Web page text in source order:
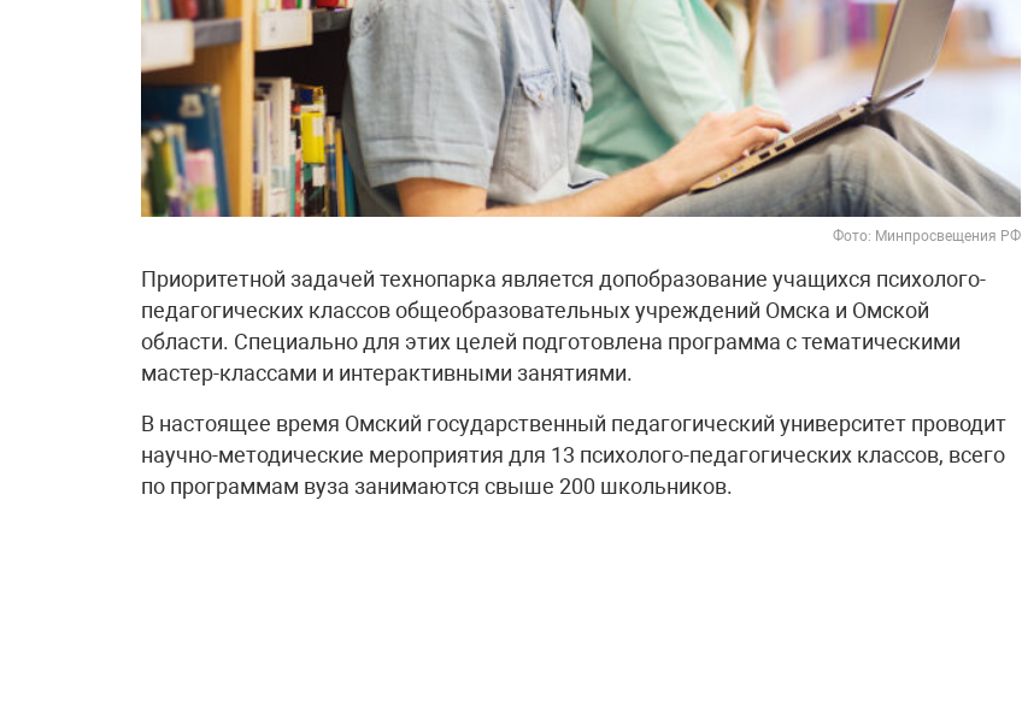
Фото: Минпросвещения РФ
Приоритетной задачей технопарка является допобразование учащихся психолого-
педагогических классов общеобразовательных учреждений Омска и Омской
области. Специально для этих целей подготовлена программа с тематическими
мастер-классами и интерактивными занятиями.
В настоящее время Омский государственный педагогический университет проводит
научно-методические мероприятия для 13 психолого-педагогических классов, всего
по программам вуза занимаются свыше 200 школьников.